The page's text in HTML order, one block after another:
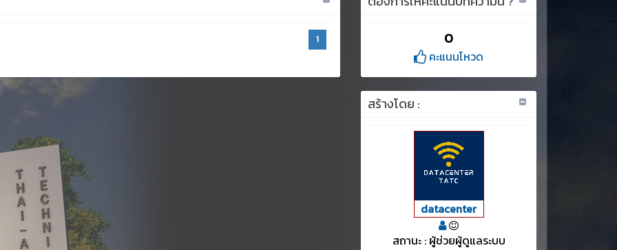
1 0
คะแนนโหวด
สร้างโดย :
datacenter
สถานะ : ผู้ช่วยผู้ดูแลระบบ